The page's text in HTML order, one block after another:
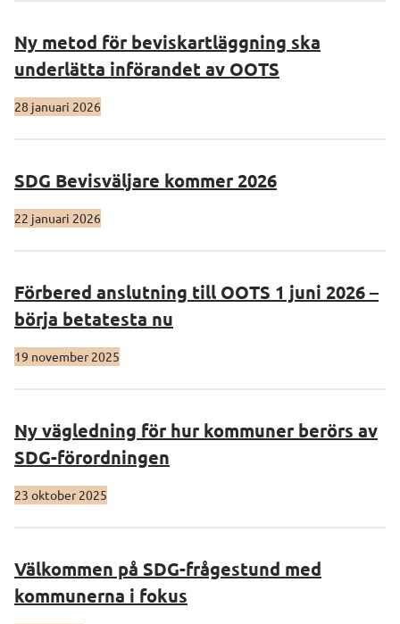
Ny metod för beviskartläggning ska
underlätta införandet av OOTS
28 januari 2026
SDG Bevisväljare kommer 2026
22 januari 2026
Förbered anslutning till OOTS 1 juni 2026 –
börja betatesta nu
19 november 2025
Ny vägledning för hur kommuner berörs av
SDG-förordningen
23 oktober 2025
Välkommen på SDG-frågestund med
kommunerna i fokus